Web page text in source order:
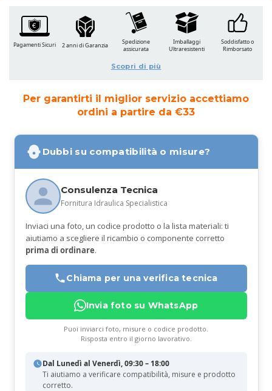
Per garantirti il miglior servizio accettiamo
ordini a partire da €33
Dubbi su compatibilità o misure?
Consulenza Tecnica
Fornitura Idraulica Specialistica
Inviaci una foto, un codice prodotto o la lista materiali: ti
aiutiamo a scegliere il ricambio o componente corretto
prima di ordinare.
Chiama per una verifica tecnica
Invia foto su WhatsApp
Puoi inviarci foto, misure o codice prodotto.
Risposta entro il giorno lavorativo.
Dal Lunedì al Venerdì, 09:30 – 18:00
Ti aiutiamo a verificare compatibilità, misure e prodotto
corretto.
Pagamenti Sicuri 2 anni di Garanzia
Spedizione
assicurata
Imballaggi
Ultraresistenti
Soddisfatto o
Rimborsato
Scopri di più